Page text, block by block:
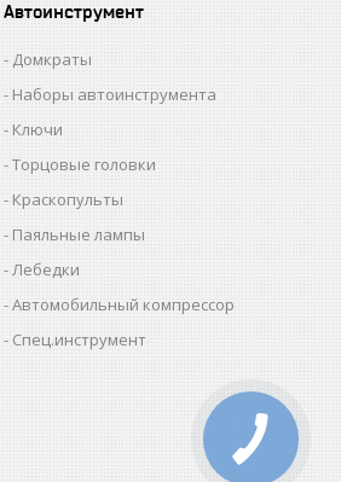
Автоинструмент
Домкраты
Наборы автоинструмента
Ключи
Торцовые головки
Краскопульты
Паяльные лампы
Лебедки
Автомобильный компрессор
Спец.инструмент